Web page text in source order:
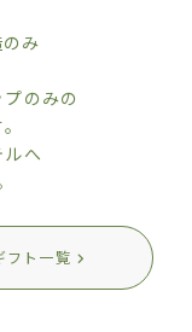
み
のみの
へ
フト一覧